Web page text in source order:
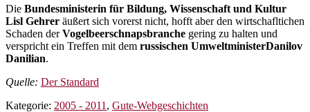
Die Bundesministerin für Bildung, Wissenschaft und Kultur
Lisl Gehrer äußert sich vorerst nicht, hofft aber den wirtschafltichen
Schaden derVogelbeerschnapsbranche gering zu halten und
verspricht ein Treffen mit dem russischen UmweltministerDanilov
Danilian.
Quelle: Der Standard
Kategorie: 2005 - 2011 , Gute-Webgeschichten